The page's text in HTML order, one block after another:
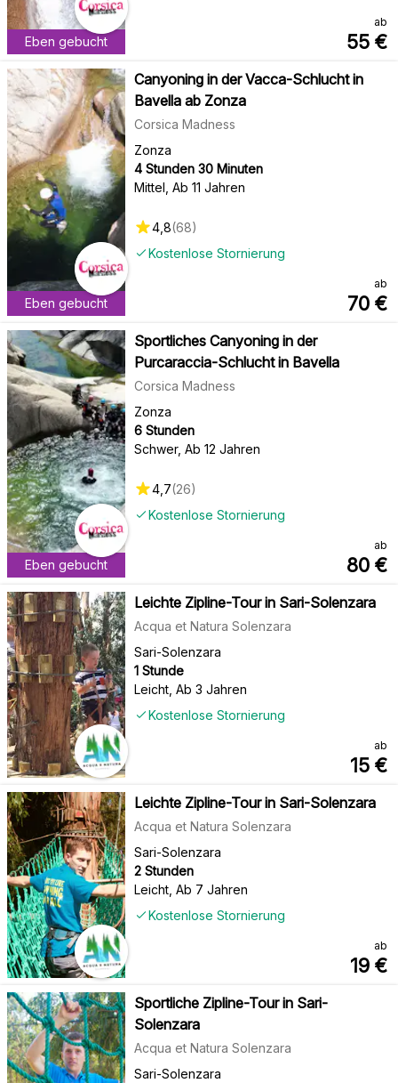
Eben gebucht
ab
55 €
Eben gebucht
Canyoning in der Vacca-Schlucht in
Bavella ab Zonza
Corsica Madness
Zonza
4 Stunden 30 Minuten
Mittel Ab 11 Jahren
Kostenlose Stornierung
4,8(68)
ab
70 €
Eben gebucht
Sportliches Canyoning in der
Purcaraccia-Schlucht in Bavella
Corsica Madness
Zonza
6 Stunden
Schwer, Ab 12 Jahren
Kostenlose Stornierung
4,7(26)
ab
80 €
Leichte Zipline-Tour in Sari-Solenzara
Acqua et Natura Solenzara
Sari-Solenzara
1 Stunde
Leicht, Ab 3 Jahren
Kostenlose Stornierung
ab
15 €
Leichte Zipline-Tour in Sari-Solenzara
Acqua et Natura Solenzara
Sari-Solenzara
2 Stunden
Leicht, Ab 7 Jahren
Kostenlose Stornierung
ab
19 €
Sportliche Zipline-Tour in Sari-
Solenzara
Acqua et Natura Solenzara
Sari-Solenzara